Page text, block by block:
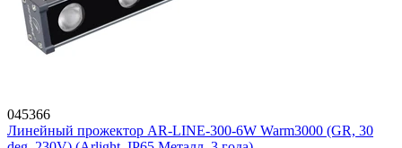
045366
Линейный прожектор AR-LINE-300-6W Warm3000 (GR, 30